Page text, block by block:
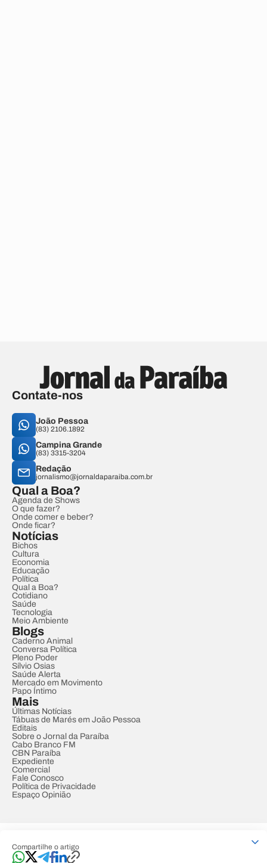
Compartilhe o artigo
Contate-nos
João Pessoa
(83) 2106.1892
Campina Grande
(83) 3315-3204
Redação
jornalismo@jornaldaparaiba.com.br
Qual a Boa?
Agenda de Shows
O que fazer?
Onde comer e beber?
Onde ficar?
Notícias
Bichos
Cultura
Economia
Educação
Política
Qual a Boa?
Cotidiano
Saúde
Tecnologia
Meio Ambiente
Blogs
Caderno Animal
Conversa Política
Pleno Poder
Sílvio Osias
Saúde Alerta
Mercado em Movimento
Papo Íntimo
Mais
Últimas Notícias
Tábuas de Marés em João Pessoa
Editais
Sobre o Jornal da Paraíba
Cabo Branco FM
CBN Paraíba
Expediente
Comercial
Fale Conosco
Política de Privacidade
Espaço Opinião
Developed by Designed by